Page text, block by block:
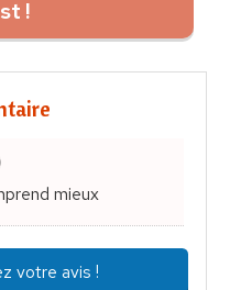
!
mieux
votre avis !